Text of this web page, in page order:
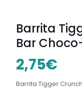
Barrita
Bar
2,75€
Barrita Tigger